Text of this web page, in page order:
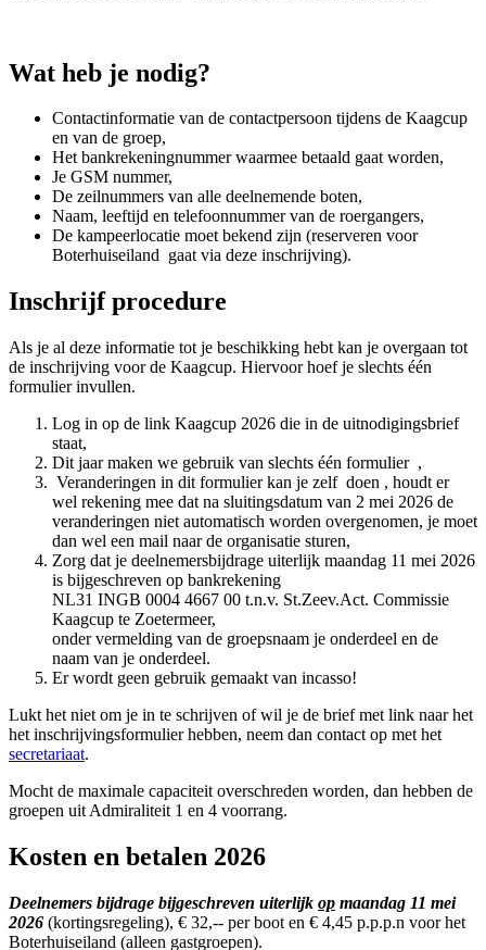
Wat heb je nodig?
Contactinformatie van de contactpersoon tijdens de Kaagcup
en van de groep,
Het bankrekeningnummer waarmee betaald gaat worden,
Je GSM nummer,
De zeilnummers van alle deelnemende boten,
Naam, leeftijd en telefoonnummer van de roergangers,
De kampeerlocatie moet bekend zijn (reserveren voor
Boterhuiseiland gaat via deze inschrijving).
Inschrijf procedure
Als je al deze informatie tot je beschikking hebt kan je overgaan tot
de inschrijving voor de Kaagcup. Hiervoor hoef je slechts één
formulier invullen.
Log in op de link Kaagcup 2026 die in de uitnodigingsbrief
staat,
Dit jaar maken we gebruik van slechts één formulier ,
Veranderingen in dit formulier kan je zelf doen , houdt er
wel rekening mee dat na sluitingsdatum van 2 mei 2026 de
veranderingen niet automatisch worden overgenomen, je moet
dan wel een mail naar de organisatie sturen,
Zorg dat je deelnemersbijdrage uiterlijk maandag 11 mei 2026
is bijgeschreven op bankrekening
NL31 INGB 0004 4667 00 t.n.v. St.Zeev.Act. Commissie
Kaagcup te Zoetermeer,
onder vermelding van de groepsnaam je onderdeel en de
naam van je onderdeel.
Er wordt geen gebruik gemaakt van incasso!
Lukt het niet om je in te schrijven of wil je de brief met link naar het
het inschrijvingsformulier hebben, neem dan contact op met het
secretariaat.
Mocht de maximale capaciteit overschreden worden, dan hebben de
groepen uit Admiraliteit 1 en 4 voorrang.
Kosten en betalen 2026
Deelnemers bijdrage bijgeschreven uiterlijk op maandag 11 mei
2026 (kortingsregeling), € 32,-- per boot en € 4,45 p.p.p.n voor het
Boterhuiseiland (alleen gastgroepen).